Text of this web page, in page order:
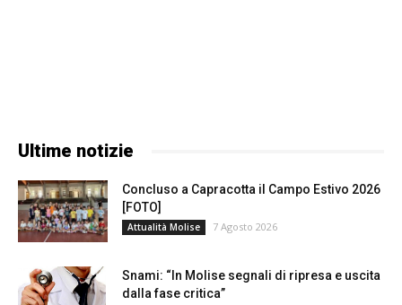
Ultime notizie
Concluso a Capracotta il Campo Estivo 2026
[FOTO]
Attualità Molise 7 Agosto 2026
Snami: “In Molise segnali di ripresa e uscita
dalla fase critica”